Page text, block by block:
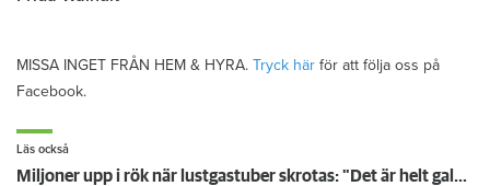
MISSA INGET FRÅN HEM & HYRA. Tryck här för att följa oss på
Facebook.
Läs också
Miljoner upp i rök när lustgastuber skrotas: "Det är helt galet - de ligger överallt"